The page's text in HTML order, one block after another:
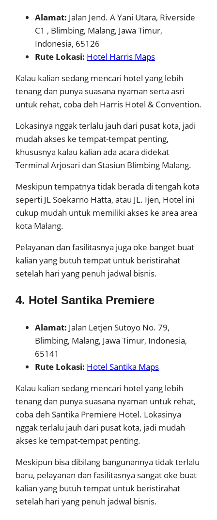
Alamat: Jalan Jend. A Yani Utara, Riverside
C1 , Blimbing, Malang, Jawa Timur,
Indonesia, 65126
Rute Lokasi: Hotel Harris Maps
Kalau kalian sedang mencari hotel yang lebih
tenang dan punya suasana nyaman serta asri
untuk rehat, coba deh Harris Hotel & Convention.
Lokasinya nggak terlalu jauh dari pusat kota, jadi
mudah akses ke tempat-tempat penting,
khususnya kalau kalian ada acara didekat
Terminal Arjosari dan Stasiun Blimbing Malang.
Meskipun tempatnya tidak berada di tengah kota
seperti JL Soekarno Hatta, atau JL. Ijen, Hotel ini
cukup mudah untuk memiliki akses ke area area
kota Malang.
Pelayanan dan fasilitasnya juga oke banget buat
kalian yang butuh tempat untuk beristirahat
setelah hari yang penuh jadwal bisnis.
4. Hotel Santika Premiere
Alamat: Jalan Letjen Sutoyo No. 79,
Blimbing, Malang, Jawa Timur, Indonesia,
65141
Rute Lokasi: Hotel Santika Maps
Kalau kalian sedang mencari hotel yang lebih
tenang dan punya suasana nyaman untuk rehat,
coba deh Santika Premiere Hotel. Lokasinya
nggak terlalu jauh dari pusat kota, jadi mudah
akses ke tempat-tempat penting.
Meskipun bisa dibilang bangunannya tidak terlalu
baru, pelayanan dan fasilitasnya sangat oke buat
kalian yang butuh tempat untuk beristirahat
setelah hari yang penuh jadwal bisnis.